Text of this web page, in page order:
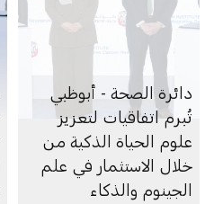
دائرة الصحة - أبوظبي
تُبرم اتفاقيات لتعزيز
علوم الحياة الذكية من
خلال الاستثمار في علم
الجينوم والذكاء